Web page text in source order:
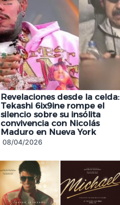
Revelaciones desde la celda:
Tekashi 6ix9ine rompe el
silencio sobre su insólita
convivencia con Nicolás
Maduro en Nueva York
08/04/2026